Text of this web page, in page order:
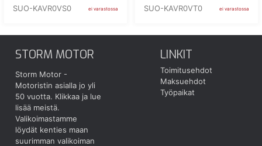
SUO-KAVR0VS0 ei varastossa SUO-KAVR0VT0 ei varastossa
STORM MOTOR
Storm Motor -
Motoristin asialla jo yli
50 vuotta. Klikkaa ja lue
lisää meistä.
Valikoimastamme
löydät kenties maan
suurimman valikoiman
LINKIT
Toimitusehdot
Maksuehdot
Työpaikat